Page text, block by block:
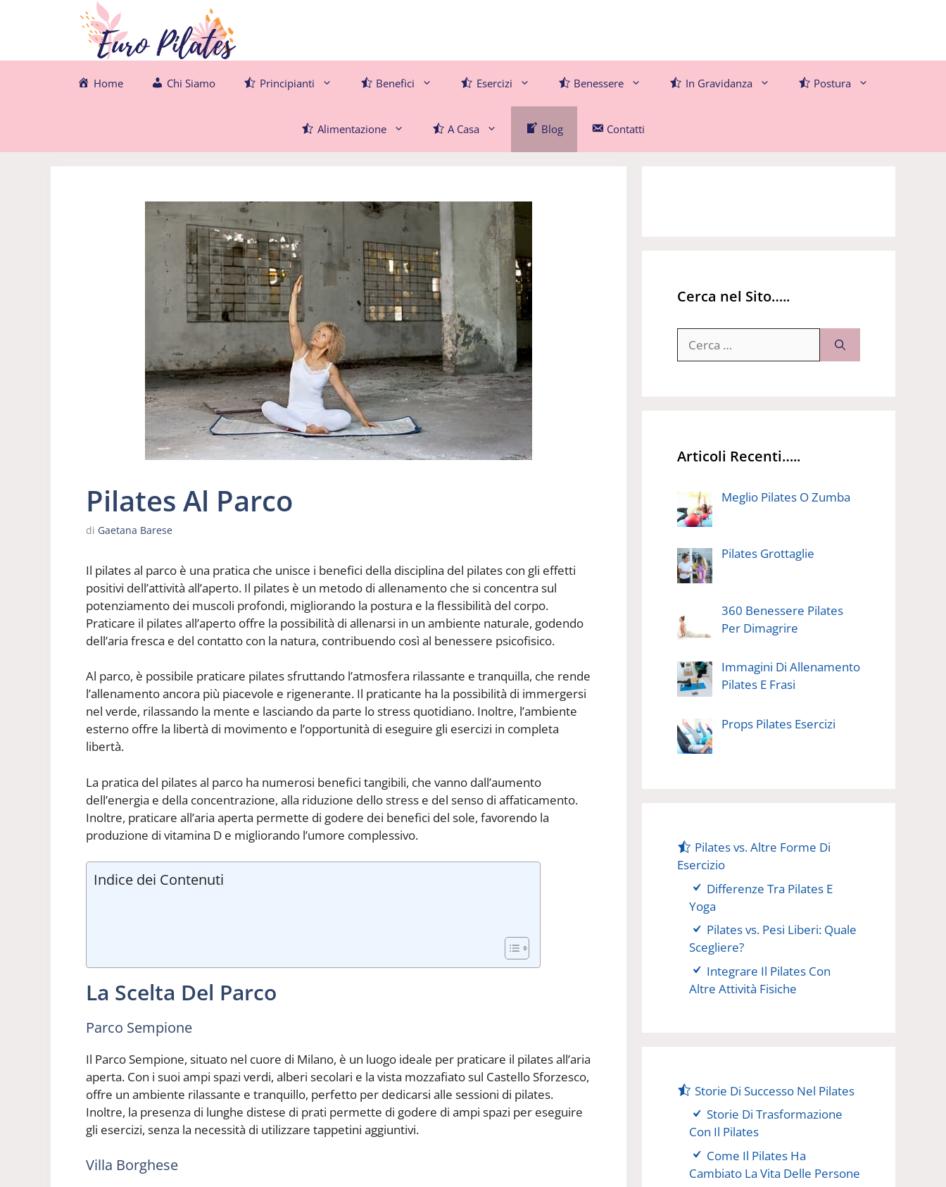
Home Chi Siamo Principianti Benefici Esercizi Benessere In Gravidanza Postura
Alimentazione A Casa Blog Contatti
Pilates Al Parco
di Gaetana Barese
Il pilates al parco è una pratica che unisce i benefici della disciplina del pilates con gli effetti
positivi dell’attività all’aperto. Il pilates è un metodo di allenamento che si concentra sul
potenziamento dei muscoli profondi, migliorando la postura e la flessibilità del corpo.
Praticare il pilates all’aperto offre la possibilità di allenarsi in un ambiente naturale, godendo
dell’aria fresca e del contatto con la natura, contribuendo così al benessere psicofisico.
Al parco, è possibile praticare pilates sfruttando l’atmosfera rilassante e tranquilla, che rende
l’allenamento ancora più piacevole e rigenerante. Il praticante ha la possibilità di immergersi
nel verde, rilassando la mente e lasciando da parte lo stress quotidiano. Inoltre, l’ambiente
esterno offre la libertà di movimento e l’opportunità di eseguire gli esercizi in completa
libertà.
La pratica del pilates al parco ha numerosi benefici tangibili, che vanno dall’aumento
dell’energia e della concentrazione, alla riduzione dello stress e del senso di affaticamento.
Inoltre, praticare all’aria aperta permette di godere dei benefici del sole, favorendo la
produzione di vitamina D e migliorando l’umore complessivo.
Indice dei Contenuti
La Scelta Del Parco
Parco Sempione
Il Parco Sempione, situato nel cuore di Milano, è un luogo ideale per praticare il pilates all’aria
aperta. Con i suoi ampi spazi verdi, alberi secolari e la vista mozzafiato sul Castello Sforzesco,
offre un ambiente rilassante e tranquillo, perfetto per dedicarsi alle sessioni di pilates.
Inoltre, la presenza di lunghe distese di prati permette di godere di ampi spazi per eseguire
gli esercizi, senza la necessità di utilizzare tappetini aggiuntivi.
Villa Borghese
Cerca nel Sito…..
per:
Articoli Recenti…..
Meglio Pilates O Zumba
Pilates Grottaglie
360 Benessere Pilates
Per Dimagrire
Immagini Di Allenamento
Pilates E Frasi
Props Pilates Esercizi
Pilates vs. Altre Forme Di
Esercizio
Differenze Tra Pilates E
Yoga
Pilates vs. Pesi Liberi: Quale
Scegliere?
Integrare Il Pilates Con
Altre Attività Fisiche
Storie Di Successo Nel Pilates
Storie Di Trasformazione
Con Il Pilates
Come Il Pilates Ha
Cambiato La Vita Delle Persone